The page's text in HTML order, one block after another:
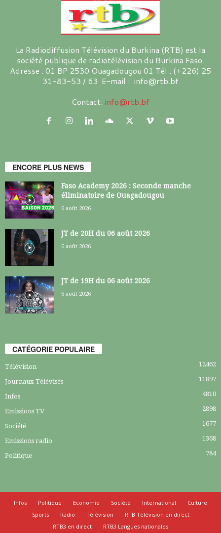
La Radiodiffusion Télévision du Burkina (RTB) est la
société publique de radiotélévision du Burkina Faso.
Adresse : 01 BP 2530 Ouagadougou 01 Tél : (+226) 25
31-83-53 / 63 E-mail : info@rtb.bf
Contact: info@rtb.bf
ENCORE PLUS NEWS
Faso Academy 2026 : Seconde manche
éliminatoire de Ouagadougou
6 août 2026
JT de 20H du 06 août 2026
6 août 2026
JT de 19H du 06 août 2026
6 août 2026
CATÉGORIE POPULAIRE
Télévision 12462
Journaux Télévisés 11897
Infos 4810
Emissions TV 2898
Société 1677
Emissions radio 1368
Politique 784
Infos Politique Economie Société International
Culture
Sports
Radio Télévision
RTB Télévision en direct
RTB3 en direct
RTB3 Langues nationales